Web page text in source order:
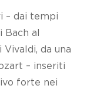
– dai tempi
al
da una
– inseriti
forte nei